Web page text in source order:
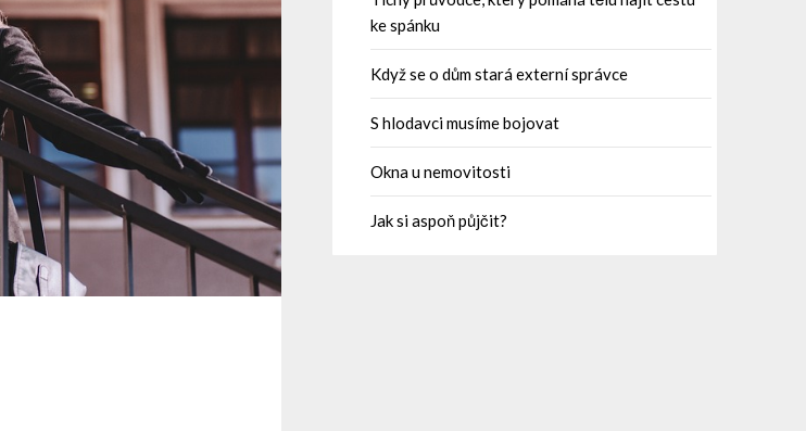
ke spánku
Když se o dům stará externí správce
S hlodavci musíme bojovat
Okna u nemovitosti
Jak si aspoň půjčit?